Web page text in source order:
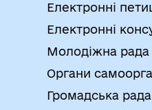
Електронні
Електронні
Молодіжна рада
Органи
Громадська рада